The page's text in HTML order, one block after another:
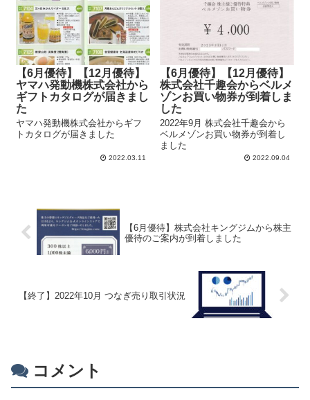
【6月優待】【12月優待】
ヤマハ発動機株式会社から
ギフトカタログが届きまし
た
ヤマハ発動機株式会社からギフ
トカタログが届きました
2022.03.11
【6月優待】【12月優待】
株式会社千趣会からベルメ
ゾンお買い物券が到着しま
した
2022年9月 株式会社千趣会から
ベルメゾンお買い物券が到着し
ました
2022.09.04
【6月優待】株式会社キングジムから株主
優待のご案内が到着しました
【終了】2022年10月 つなぎ売り取引状況
コメント